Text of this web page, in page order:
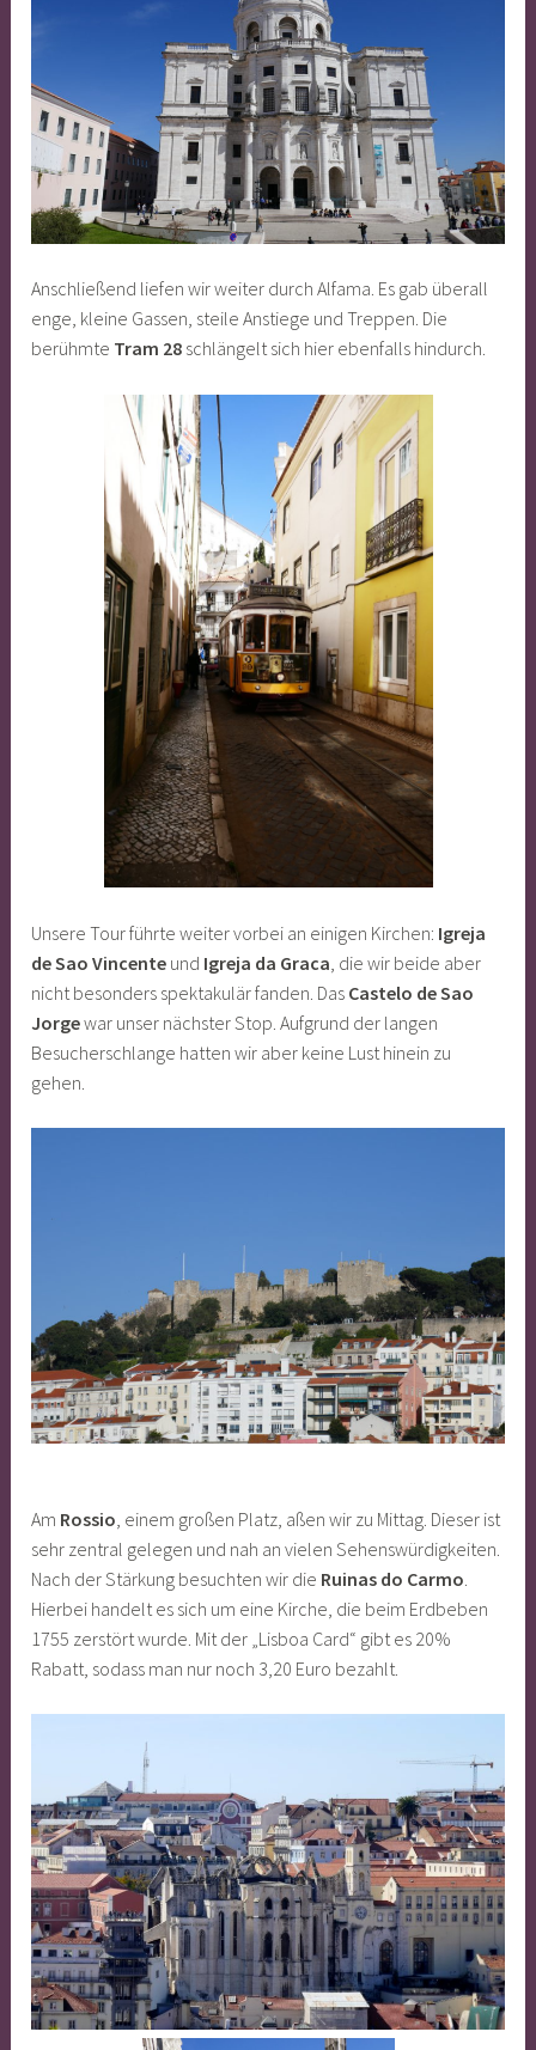
Anschließend liefen wir weiter durch Alfama. Es gab überall
enge, kleine Gassen, steile Anstiege und Treppen. Die
berühmte Tram 28 schlängelt sich hier ebenfalls hindurch.
Unsere Tour führte weiter vorbei an einigen Kirchen: Igreja
de Sao Vincente und Igreja da Graca , die wir beide aber
nicht besonders spektakulär fanden. Das Castelo de Sao
Jorgewar unser nächster Stop. Aufgrund der langen
Besucherschlange hatten wir aber keine Lust hinein zu
gehen.
Am Rossio , einem großen Platz, aßen wir zu Mittag. Dieser ist
sehr zentral gelegen und nah an vielen Sehenswürdigkeiten.
Nach der Stärkung besuchten wir die Ruinas do Carmo
Hierbei handelt es sich um eine Kirche, die beim Erdbeben
1755 zerstört wurde. Mit der „Lisboa Card“ gibt es 20%
Rabatt, sodass man nur noch 3,20 Euro bezahlt.